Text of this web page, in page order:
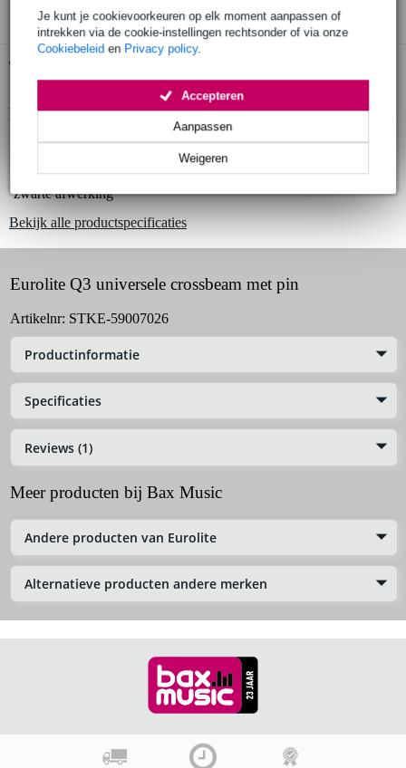
Je kunt je cookievoorkeuren op elk moment aanpassen of
intrekken via de cookie-instellingen rechtsonder of via onze
Cookiebeleid en Privacy policy.
Weigeren
Aanpassen
Accepteren
Productinformatie
T-bar voor 4 of eventueel 8 armaturen
geschikt voor LED-parren en lichteffecten
zwarte afwerking
Bekijk alle productspecificaties
Eurolite Q3 universele crossbeam met pin
Artikelnr: STKE-59007026
Productinformatie
Specificaties
Reviews (1)
Meer producten bij Bax Music
Andere producten van Eurolite
Alternatieve producten andere merken